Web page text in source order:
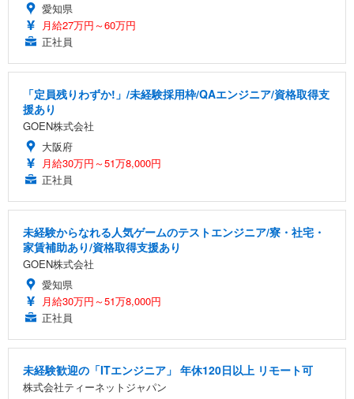
愛知県
月給27万円～60万円
正社員
「定員残りわずか!」/未経験採用枠/QAエンジニア/資格取得支
援あり
GOEN株式会社
大阪府
月給30万円～51万8,000円
正社員
未経験からなれる人気ゲームのテストエンジニア/寮・社宅・
家賃補助あり/資格取得支援あり
GOEN株式会社
愛知県
月給30万円～51万8,000円
正社員
未経験歓迎の「ITエンジニア」 年休120日以上 リモート可
株式会社ティーネットジャパン